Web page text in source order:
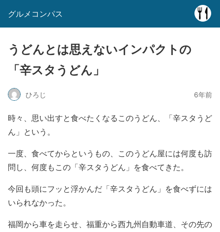
グルメコンパス
うどんとは思えないインパクトの
「辛スタうどん」
ひろじ 6年前
時々、思い出すと食べたくなるこのうどん、「辛スタうど
ん」という。
一度、食べてからというもの、このうどん屋には何度も訪
問し、何度もこの「辛スタうどん」を食べてきた。
今回も頭にフッと浮かんだ「辛スタうどん」を食べずには
いられなかった。
福岡から車を走らせ、福重から西九州自動車道、その先の